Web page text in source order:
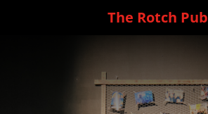
The Rotch Pub